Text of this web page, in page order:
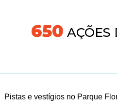
718AÇÕES
Pistas e vestígios no Parque